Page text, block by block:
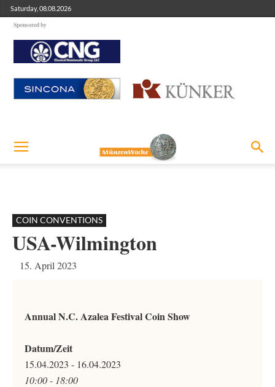
Saturday, 08.08.2026
Sponsored by
COIN CONVENTIONS
USA-Wilmington
15. April 2023
Annual N.C. Azalea Festival Coin Show
Datum/Zeit
15.04.2023 - 16.04.2023
10:00 - 18:00